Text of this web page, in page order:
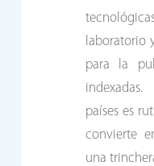
laboratorio
para la
países es
convierte
una